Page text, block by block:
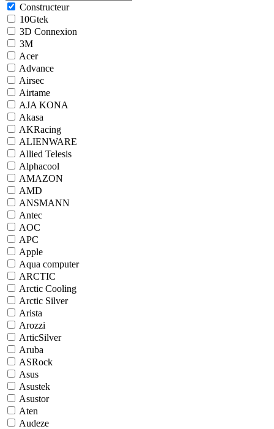
Constructeur
10Gtek
3D Connexion
3M
Acer
Advance
Airsec
Airtame
AJA KONA
Akasa
AKRacing
ALIENWARE
Allied Telesis
Alphacool
AMAZON
AMD
ANSMANN
Antec
AOC
APC
Apple
Aqua computer
ARCTIC
Arctic Cooling
Arctic Silver
Arista
Arozzi
ArticSilver
Aruba
ASRock
Asus
Asustek
Asustor
Aten
Audeze